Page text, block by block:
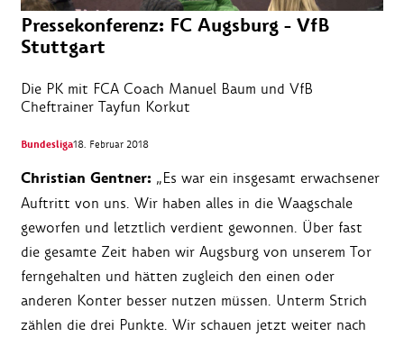
Pressekonferenz: FC Augsburg - VfB
Stuttgart
Die PK mit FCA Coach Manuel Baum und VfB
Cheftrainer Tayfun Korkut
Bundesliga18. Februar 2018
Christian Gentner: „Es war ein insgesamt erwachsener
Auftritt von uns. Wir haben alles in die Waagschale
geworfen und letztlich verdient gewonnen. Über fast
die gesamte Zeit haben wir Augsburg von unserem Tor
ferngehalten und hätten zugleich den einen oder
anderen Konter besser nutzen müssen. Unterm Strich
zählen die drei Punkte. Wir schauen jetzt weiter nach